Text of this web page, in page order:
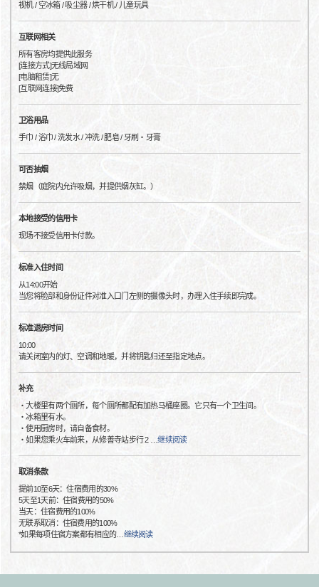
视机 / 空冰箱 / 吸尘器 / 烘干机 / 儿童玩具
互联网相关
所有客房均提供此服务
[连接方式]无线局域网
[电脑租赁]无
[互联网连接]免费
卫浴用品
手巾 / 浴巾 / 洗发水 / 冲洗 / 肥皂 / 牙刷・牙膏
可否抽烟
禁烟（庭院内允许吸烟，并提供烟灰缸。）
本地接受的信用卡
现场不接受信用卡付款。
标准入住时间
从14:00开始
当您将脸部和身份证件对准入口门左侧的摄像头时，办理入住手续即完成。
标准退房时间
10:00
请关闭室内的灯、空调和地暖，并将钥匙归还至指定地点。
补充
・大楼里有两个厕所，每个厕所都配有加热马桶座圈。它只有一个卫生间。
・冰箱里有水。
・使用厨房时，请自备食材。
・如果您乘火车前来，从修善寺站步行 2
…继续阅读
取消条款
提前10至6天：住宿费用的30%
5天至1天前：住宿费用的50%
当天：住宿费用的100%
无联系取消：住宿费用的100%
*如果每项住宿方案都有相应的… 继续阅读